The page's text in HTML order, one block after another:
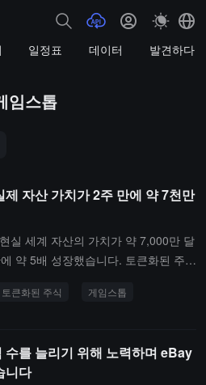
일정표 데이터 발견하다
임스톱
자산 가치가 2주 만에 약 7천만
실 세계 자산의 가치가 약 7,000만 달
약 5배 성장했습니다. 토큰화된 주식
화된 주식이 하루 거래량이 최소 50
가치가 약 3.12억 달러로 증가했으며,
스테이블코인과 밈 코인 거래가 여전
토큰화된 주식 게임스톱
를 늘리기 위해 노력하며 eBay
니다